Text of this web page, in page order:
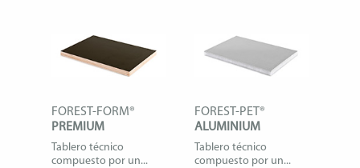
FOREST-FORM®
PREMIUM
Tablero técnico
compuesto por un...
FOREST-PET®
ALUMINIUM
Tablero técnico
compuesto por un...